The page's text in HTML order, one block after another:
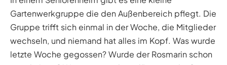
Gartenwerkgruppe die den Außenbereich pflegt. Die
Gruppe trifft sich einmal in der Woche, die Mitglieder
wechseln, und niemand hat alles im Kopf. Was wurde
letzte Woche gegossen? Wurde der Rosmarin schon